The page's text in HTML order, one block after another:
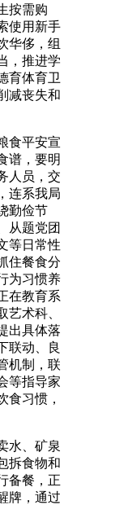
按需购
使用新手
华侈，组
，推进学
育体育卫
减丧失和
平安宣
谱，要明
人员，交
连系我局
勤俭节
从题党团
等日常性
住餐食分
为习惯养
在教育系
艺术科、
出具体落
联动、良
机制，联
等指导家
食习惯，
、矿泉
拆食物和
备餐，正
牌，通过